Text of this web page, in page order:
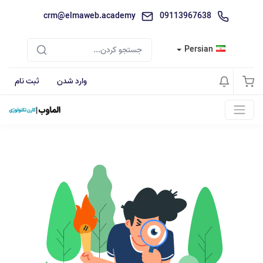
09113967638
crm@elmaweb.academy
Persian
وارد شدن ثبت نام